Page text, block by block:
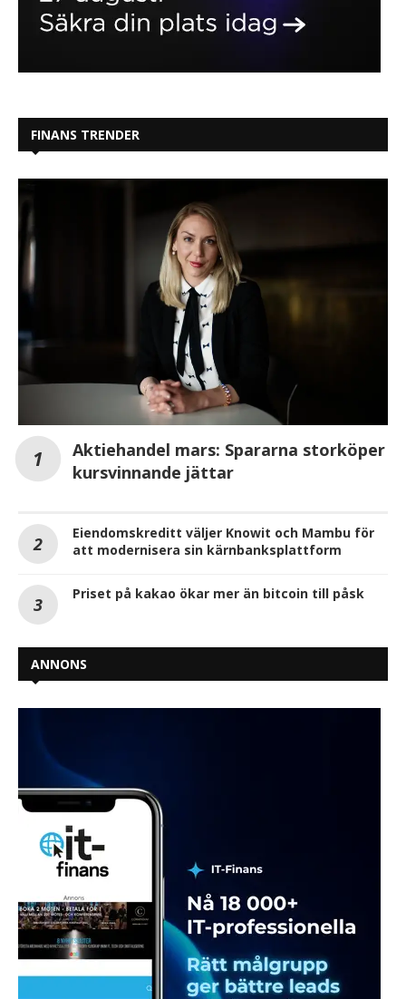
FINANS TRENDER
Aktiehandel mars: Spararna storköper
kursvinnande jättar
Eiendomskreditt väljer Knowit och Mambu för
att modernisera sin kärnbanksplattform
Priset på kakao ökar mer än bitcoin till påsk
ANNONS